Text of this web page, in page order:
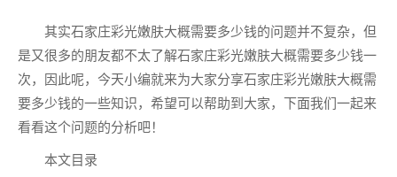
其实石家庄彩光嫩肤大概需要多少钱的问题并不复杂，但
是又很多的朋友都不太了解石家庄彩光嫩肤大概需要多少钱一
次，因此呢，今天小编就来为大家分享石家庄彩光嫩肤大概需
要多少钱的一些知识，希望可以帮助到大家，下面我们一起来
看看这个问题的分析吧！
本文目录